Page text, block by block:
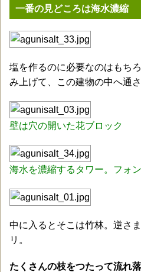
一番の見どころは海水濃縮
塩を作るのに必要なのはもち
み上げて、この建物の中へ通さ
壁は穴の開いた花ブロック
海水を濃縮するタワー。フォ
中に入るとそこは竹林。逆さ
リ。
たくさんの枝をつたって流れ